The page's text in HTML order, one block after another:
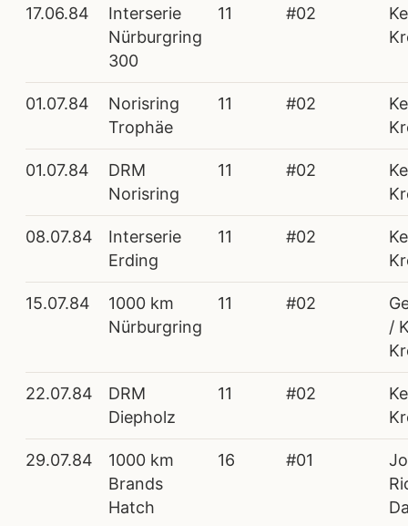
17.06.84
Interserie
Nürburgring
300
11 #02
01.07.84
Norisring
Trophäe
11 #02
01.07.84
DRM
Norisring
11 #02
08.07.84
Interserie
Erding
11 #02
15.07.84
1000 km
Nürburgring
11 #02
/
22.07.84
DRM
Diepholz
11 #02
29.07.84
1000 km
Brands
Hatch
16 #01